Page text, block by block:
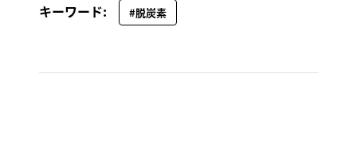
キーワード: #脱炭素